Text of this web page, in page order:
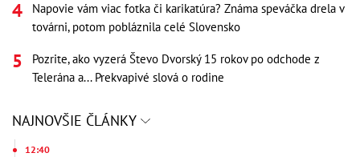
Napovie vám viac fotka či karikatúra? Známa speváčka drela v
továrni, potom pobláznila celé Slovensko
Pozrite, ako vyzerá Števo Dvorský 15 rokov po odchode z
Telerána a... Prekvapivé slová o rodine
NAJNOVŠIE ČLÁNKY
12:40